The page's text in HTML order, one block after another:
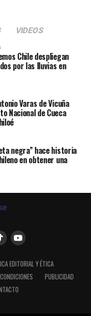
VIDEOS
Chile despliegan
por las lluvias en
Varas de Vicuña
Nacional de Cueca
negra” hace historia
en obtener una
EDITORIAL Y ÉTICA
PUBLICIDAD